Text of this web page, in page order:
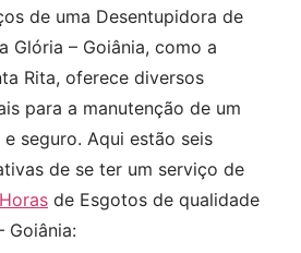
de uma Desentupidora de
Glória – Goiânia, como a
Rita, oferece diversos
para a manutenção de um
seguro. Aqui estão seis
de se ter um serviço de
de Esgotos de qualidade
Goiânia: